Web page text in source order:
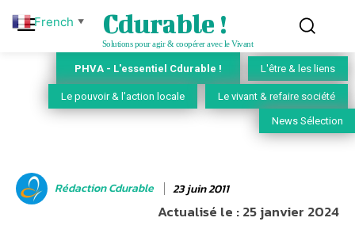
Cdurable !
Solutions pour agir & coopérer avec le Vivant
PHVA - L'essentiel Cdurable ! L'être & les liens
Le pouvoir & l'action locale Le vivant & refaire société
News Sélection
Rédaction Cdurable 23 juin 2011
Actualisé le :25 janvier 2024
French ▼